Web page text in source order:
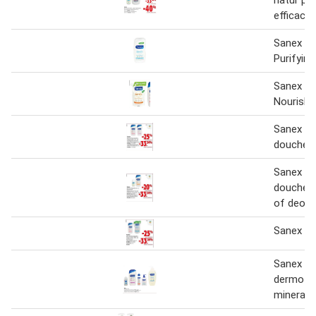
efficacy
Sanex
Sanex
Sanex
Sanex
of
Sanex
Sanex
dermo
minerals